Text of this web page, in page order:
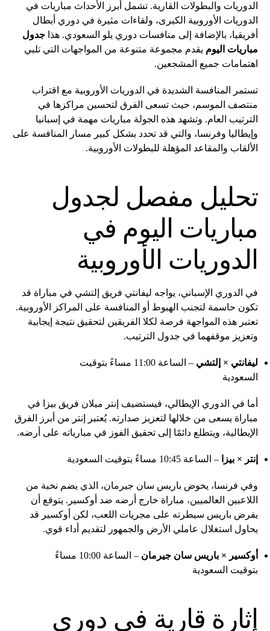
الدوريات والبطولات القارية. تشمل أبرز الأحداث مباريات في
الدوريات الأوروبية الكبرى، ولقاءات مثيرة في دوري أبطال
أفريقيا، بالإضافة إلى منافسات دوري يلو السعودي. هذا جدول
مباريات اليوم يقدم مجموعة متنوعة من المواجهات التي تلبي
اهتمامات جميع المشجعين.
تستمر المنافسة الشديدة في الدوريات الأوروبية مع اقتراب
منتصف الموسم، حيث تسعى الفرق لتحسين مراكزها في
الترتيب العام. وتشهد هذه الجولة مباريات مهمة في إسبانيا
وإيطاليا وفرنسا، والتي قد تحدد بشكل كبير مسار المنافسة على
الألقاب والمقاعد المؤهلة للبطولات الأوروبية.
تحليل مفصل لجدول
مباريات اليوم في
الدوريات الأوروبية
في الدوري الإسباني، يواجه ليفانتي فريق إلتشي في مباراة قد
تكون حاسمة لتجنب الهبوط أو المنافسة على المراكز الأوروبية.
تعتبر هذه المواجهة فرصة لكلا الفريقين لتحقيق نتيجة إيجابية
وتعزيز موقفهما في جدول الترتيب.
ليفانتي × إلتشي
– الساعة 11:00 مساءً بتوقيت
السعودية
أما في الدوري الإيطالي، فيستضيف إنتر ميلان فريق بيزا في
مباراة يسعى من خلالها لتعزيز صدارته. يُعتبر إنتر من أبرز الفرق
الإيطالية، ويتطلع دائمًا إلى تحقيق الفوز في مبارياته على أرضه.
إنتر × بيزا – الساعة 10:45 مساءً بتوقيت السعودية
وفي فرنسا، يخوض باريس سان جيرمان، الذي يضم نخبة من
اللاعبين العالميين، مباراة خارج أرضه ضد أوكسير. يتوقع أن
يفرض باريس سيطرته على مجريات اللعب، لكن أوكسير قد
يحاول استغلال عاملي الأرض والجمهور لتقديم أداء قوي.
أوكسير × باريس سان جيرمان
– الساعة 10:00 مساءً
بتوقيت السعودية
إثارة قارية في دوري